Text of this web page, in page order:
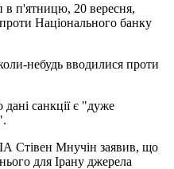
п'ятницю, 20 вересня,
Національного банку
небудь вводилися проти
санкції є "дуже
Стівен Мнучін заявив, що
для Ірану джерела